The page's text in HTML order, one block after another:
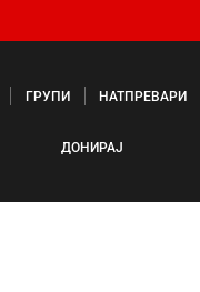
ГРУПИ НАТПРЕВАРИ
ДОНИРАЈ